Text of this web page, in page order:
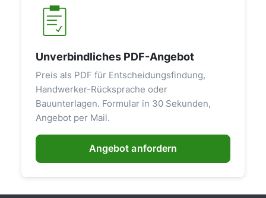
Unverbindliches PDF-Angebot
Preis als PDF für Entscheidungsfindung,
Handwerker-Rücksprache oder
Bauunterlagen. Formular in 30 Sekunden,
Angebot per Mail.
Angebot anfordern